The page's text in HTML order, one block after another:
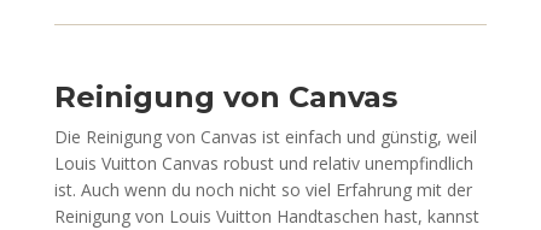
Reinigung von Canvas
Die Reinigung von Canvas ist einfach und günstig, weil
Louis Vuitton Canvas robust und relativ unempfindlich
ist. Auch wenn du noch nicht so viel Erfahrung mit der
Reinigung von Louis Vuitton Handtaschen hast, kannst